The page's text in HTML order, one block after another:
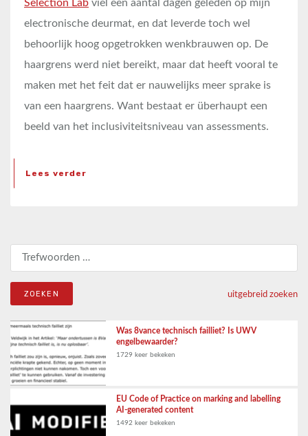
Selection Lab viel een aantal dagen geleden op mijn
electronische deurmat, en dat leverde toch wel
behoorlijk hoog opgetrokken wenkbrauwen op. De
haargrens werd niet bereikt, maar dat heeft vooral te
maken met het feit dat er nauwelijks meer sprake is
van een haargrens. Want bestaat er überhaupt een
beeld van het inclusiviteitsniveau van assessments.
Lees verder
Zoeken naar:
uitgebreid zoeken
Was 8vance technisch failliet? Is UWV
engelbewaarder?
1729 keer bekeken
EU Code of Practice on marking and labelling
AI-generated content
1492 keer bekeken